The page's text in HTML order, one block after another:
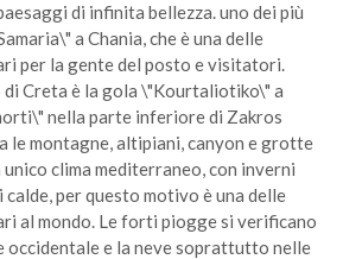
di infinita bellezza. uno dei più
a Chania, che è una delle
per la gente del posto e visitatori.
di Creta è la gola \"Kourtaliotiko\" a
nella parte inferiore di Zakros
le montagne, altipiani, canyon e grotte
clima mediterraneo, con inverni
per questo motivo è una delle
al mondo. Le forti piogge si verificano
e la neve soprattutto nelle